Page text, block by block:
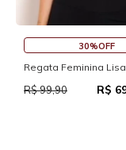
30%OFF
Regata Feminina
R$ 99,90 R$